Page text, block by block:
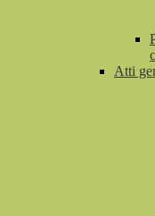
Atti